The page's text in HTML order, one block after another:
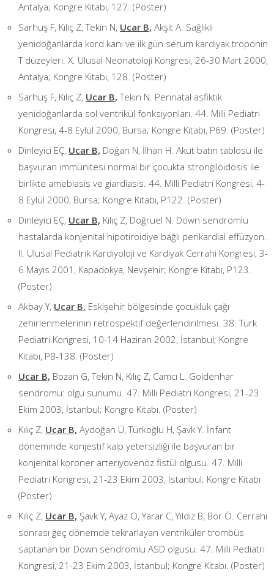
Antalya; Kongre Kitabı, 127. (Poster)
Sarhuş F, Kılıç Z, Tekin N, Ucar B, Akşit A. Sağlıklı
yenidoğanlarda kord kanı ve ilk gün serum kardiyak troponin
T düzeyleri. X. Ulusal Neonatoloji Kongresi, 26-30 Mart 2000,
Antalya; Kongre Kitabı, 128. (Poster)
Sarhuş F, Kılıç Z, Ucar B, Tekin N. Perinatal asfiktik
yenidoğanlarda sol ventrikül fonksiyonları. 44. Milli Pediatri
Kongresi, 4-8 Eylül 2000, Bursa; Kongre Kitabı, P69. (Poster)
Dinleyici EÇ, Ucar B, Doğan N, İlhan H. Akut batın tablosu ile
başvuran immünitesi normal bir çocukta strongiloidosis ile
birlikte amebiasis ve giardiasis. 44. Milli Pediatri Kongresi, 4-
8 Eylül 2000, Bursa; Kongre Kitabı, P122. (Poster)
Dinleyici EÇ, Ucar B, Kılıç Z, Doğruel N. Down sendromlu
hastalarda konjenital hipotiroidiye bağlı perikardial effüzyon.
II. Ulusal Pediatrik Kardiyoloji ve Kardiyak Cerrahi Kongresi, 3-
6 Mayıs 2001, Kapadokya, Nevşehir; Kongre Kitabı, P123.
(Poster)
Akbay Y, Ucar B. Eskişehir bölgesinde çocukluk çağı
zehirlenmelerinin retrospektif değerlendirilmesi. 38. Türk
Pediatri Kongresi, 10-14 Haziran 2002, İstanbul; Kongre
Kitabı, PB-138. (Poster)
Ucar B, Bozan G, Tekin N, Kılıç Z, Camcı L. Goldenhar
sendromu: olgu sunumu. 47. Milli Pediatri Kongresi, 21-23
Ekim 2003, İstanbul; Kongre Kitabı. (Poster)
Kılıç Z, Ucar B, Aydoğan Ü, Türkoğlu H, Şavk Y. İnfant
döneminde konjestif kalp yetersizliği ile başvuran bir
konjenital koroner arteriyovenöz fistül olgusu. 47. Milli
Pediatri Kongresi, 21-23 Ekim 2003, İstanbul; Kongre Kitabı
(Poster)
Kılıç Z, Ucar B, Şavk Y, Ayaz O, Yarar C, Yıldız B, Bör Ö. Cerrahi
sonrası geç dönemde tekrarlayan ventriküler trombüs
saptanan bir Down sendromlu ASD olgusu. 47. Milli Pediatri
Kongresi, 21-23 Ekim 2003, İstanbul; Kongre Kitabı. (Poster)